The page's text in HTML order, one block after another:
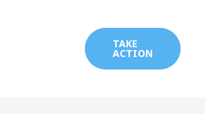
TAKE
ACTION